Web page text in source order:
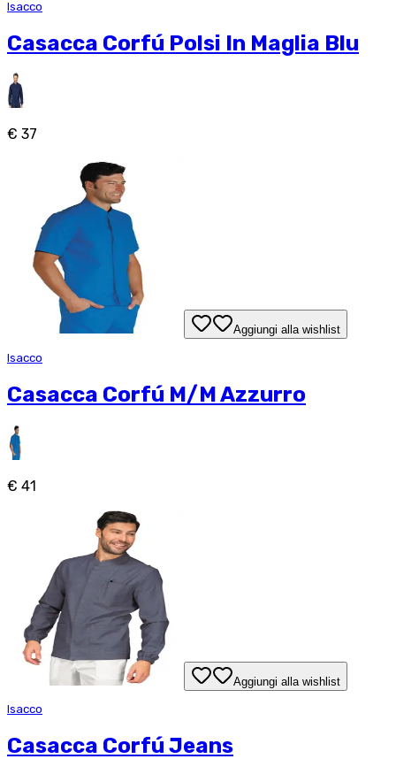
Isacco
Casacca Corfú Polsi In Maglia Blu
€ 37
Aggiungi alla wishlist
Isacco
Casacca Corfú M/M Azzurro
€ 41
Aggiungi alla wishlist
Isacco
Casacca Corfú Jeans